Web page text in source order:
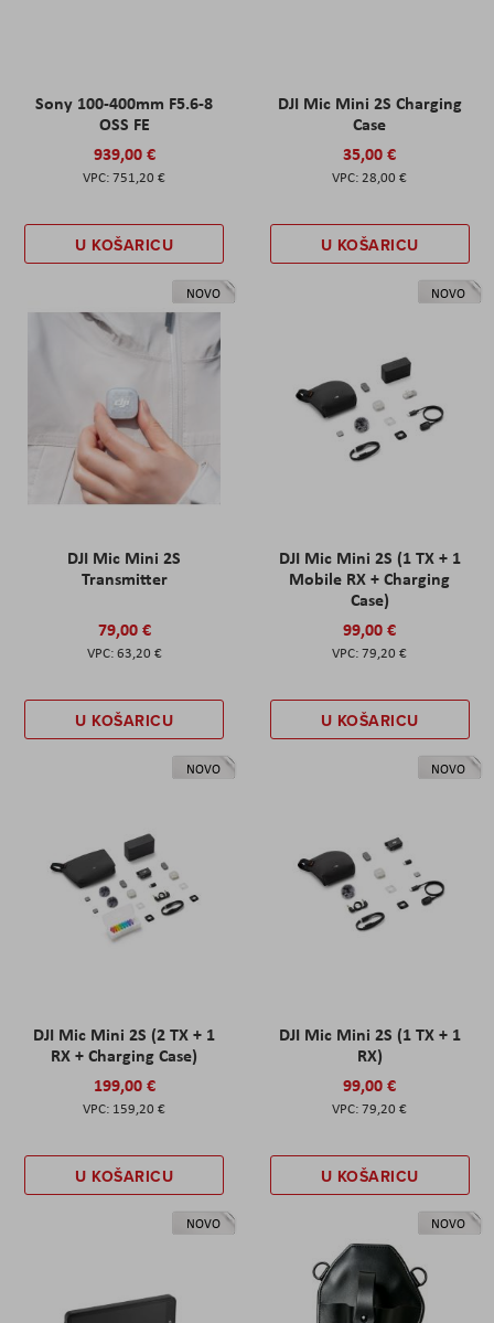
Sony 100-400mm F5.6-8
OSS FE
939,00 €
751,20 €
U KOŠARICU
DJI Mic Mini 2S Charging
Case
35,00 €
28,00 €
U KOŠARICU
NOVO
DJI Mic Mini 2S
Transmitter
79,00 €
63,20 €
U KOŠARICU
NOVO
DJI Mic Mini 2S (1 TX + 1
Mobile RX + Charging
Case)
99,00 €
79,20 €
U KOŠARICU
NOVO
DJI Mic Mini 2S (2 TX + 1
RX + Charging Case)
199,00 €
159,20 €
U KOŠARICU
NOVO
DJI Mic Mini 2S (1 TX + 1
RX)
99,00 €
79,20 €
U KOŠARICU
NOVO NOVO